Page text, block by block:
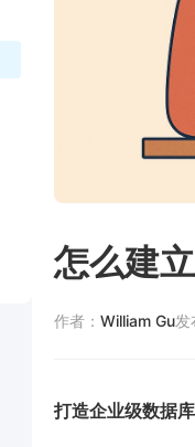
怎么建
作者： William Gu发
打造企业级数据